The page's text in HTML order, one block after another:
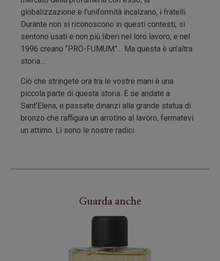
globalizzazione e l’uniformità incalzano, i fratelli
Durante non si riconoscono in questi contesti, si
sentono usati e non più liberi nel loro lavoro, e nel
1996 creano “PRO-FUMUM”… Ma questa è un’altra
storia….
Ciò che stringete ora tra le vostre mani è una
piccola parte di questa storia. E se andate a
Sant’Elena, e passate dinanzi alla grande statua di
bronzo che raffigura un arrotino al lavoro, fermatevi
un attimo. Lì sono le nostre radici.
Guarda anche